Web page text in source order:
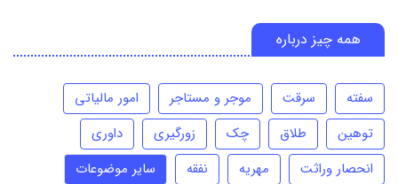
همه چیز درباره
سفته سرقت موجر و مستاجر
امور مالیاتی
توهین
طلاق چک زورگیری
داوری
انحصار وراثت
مهریه نفقه سایر موضوعات